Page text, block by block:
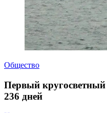
Общество
Первый
236 дней